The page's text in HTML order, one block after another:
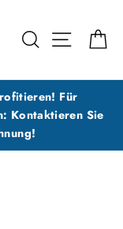
SUCHE
Für
Kontaktieren Sie